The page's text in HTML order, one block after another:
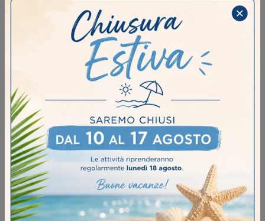
Ho preso visione della Privacy Policy